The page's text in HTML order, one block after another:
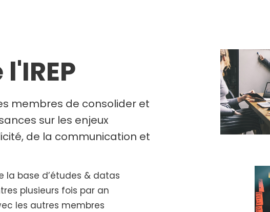
membres de consolider et
sur les enjeux
de la communication et
la base d’études & datas
plusieurs fois par an
les autres membres